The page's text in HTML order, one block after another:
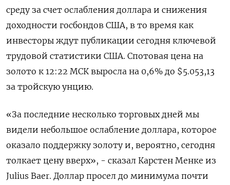
среду за счет ослабления доллара и снижения
доходности госбондов США, в то время как
инвесторы ‌ждут публикации сегодня ключевой
трудовой статистики США. Спотовая цена на
золото к 12:22 МСК выросла на 0,6% до $5.053,13
за тройскую ​унцию.
«За последние несколько ​торговых дней мы ​
видели небольшое ослабление ⁠доллара, которое
оказало поддержку золоту и, вероятно, сегодня
‌толкает цену вверх», - сказал Карстен ‌Менке из
Julius Baer. Доллар просел до минимума почти